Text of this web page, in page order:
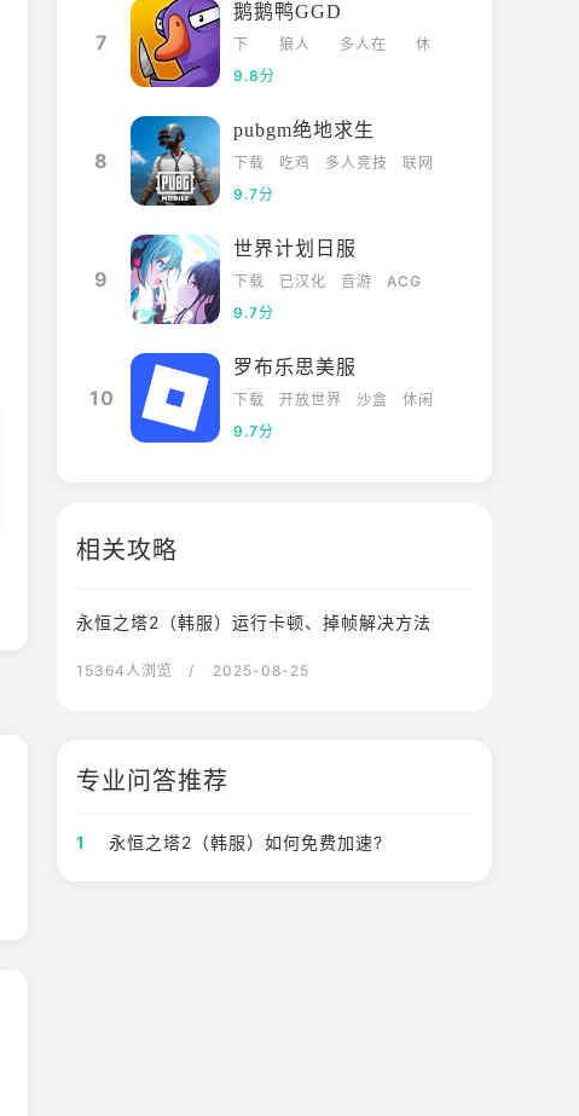
7
鹅鹅鸭GGD
下
载
狼人
多人在
休
9.8分
8
pubgm绝地求生
下载 吃鸡 多人竞技
联网
9.7分
9
世界计划日服
下载 已汉化 音游
ACG
9.7分
10
罗布乐思美服
下载 开放世界 沙盒
休闲
9.7分
相关攻略
永恒之塔2（韩服）运行卡顿、掉帧解决方法
15364人浏览 / 2025-08-25
专业问答推荐
1 永恒之塔2（韩服）如何免费加速?